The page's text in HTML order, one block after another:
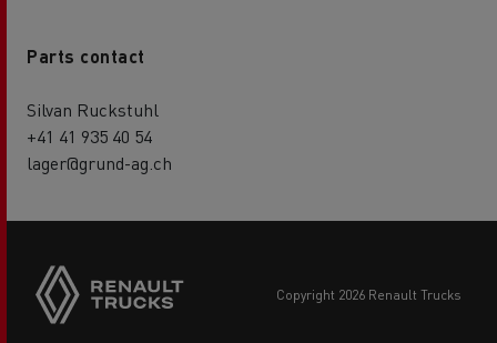
Parts contact
Silvan Ruckstuhl
+41 41 935 40 54
lager@grund-ag.ch
copyright 2026 Renault Trucks